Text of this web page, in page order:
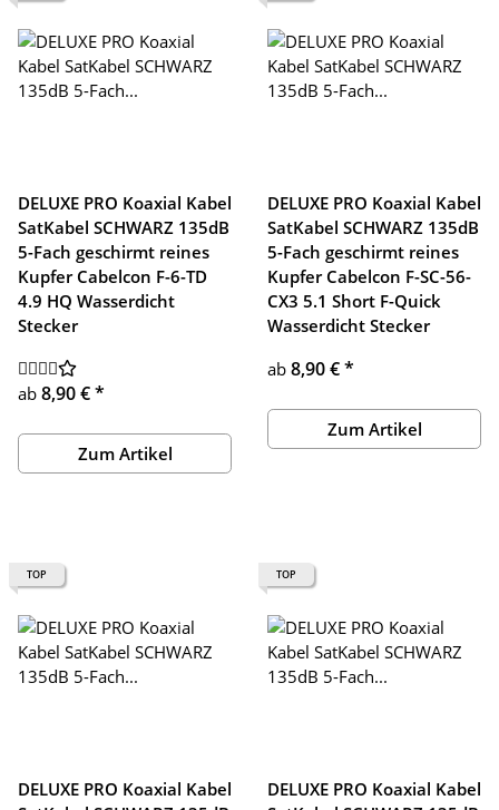
DELUXE PRO Koaxial Kabel
SatKabel SCHWARZ 135dB
5-Fach geschirmt reines
Kupfer Cabelcon F-6-TD
4.9 HQ Wasserdicht
Stecker
ab 8,90 €*
Zum Artikel
DELUXE PRO Koaxial Kabel
SatKabel SCHWARZ 135dB
5-Fach geschirmt reines
Kupfer Cabelcon F-SC-56-
CX3 5.1 Short F-Quick
Wasserdicht Stecker
ab 8,90 €*
Zum Artikel
TOP
DELUXE PRO Koaxial Kabel
TOP
DELUXE PRO Koaxial Kabel